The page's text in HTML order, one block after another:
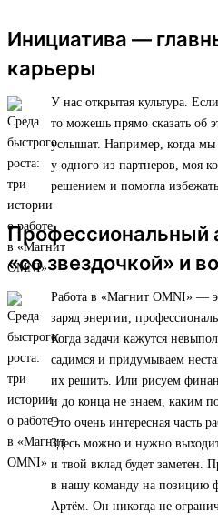
Инициатива —
карьеры
У нас открытая культура.
то можешь прямо сказать об
услышат. Например, когда мы
у одного из партнеров, моя
решением и помогла
Профессиональный
«со звездочкой» и
Работа в «Магнит OMNI» —
заряд энергии,
Когда задачи кажутся
садимся и придумываем
их решить. Или рисуем
и до конца не знаем, каким
Это очень интересная часть
Здесь можно и нужно
и твой вклад будет заметен.
в нашу команду на позицию
Артём. Он никогда не